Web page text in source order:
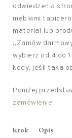
odwiedzenia
meblami
materiał lub
„Zamów
wybierz od 4 do
kody, jeśli taka
Poniżej
zamówienie:
Krok
Opis